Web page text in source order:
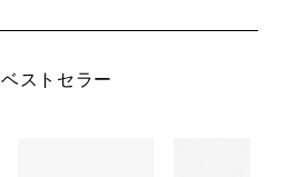
ベストセラー